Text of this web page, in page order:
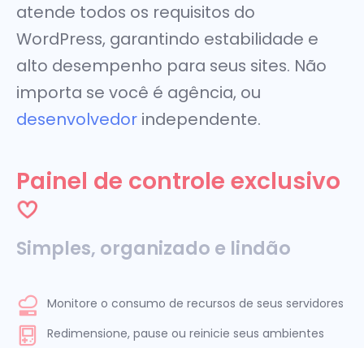
atende todos os requisitos do
WordPress, garantindo estabilidade e
alto desempenho para seus sites. Não
importa se você é agência, ou
desenvolvedor independente.
Painel de controle exclusivo
Simples, organizado e lindão
Monitore o consumo de recursos de seus servidores
Redimensione, pause ou reinicie seus ambientes